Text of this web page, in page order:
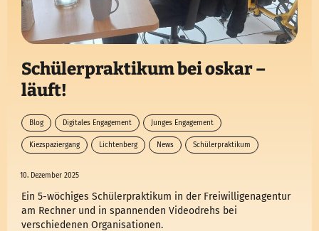
Schülerpraktikum bei oskar –
läuft!
Blog Digitales Engagement Junges Engagement
Kiezspaziergang Lichtenberg News Schülerpraktikum
10. Dezember 2025
Ein 5-wöchiges Schülerpraktikum in der Freiwilligenagentur
am Rechner und in spannenden Videodrehs bei
verschiedenen Organisationen.